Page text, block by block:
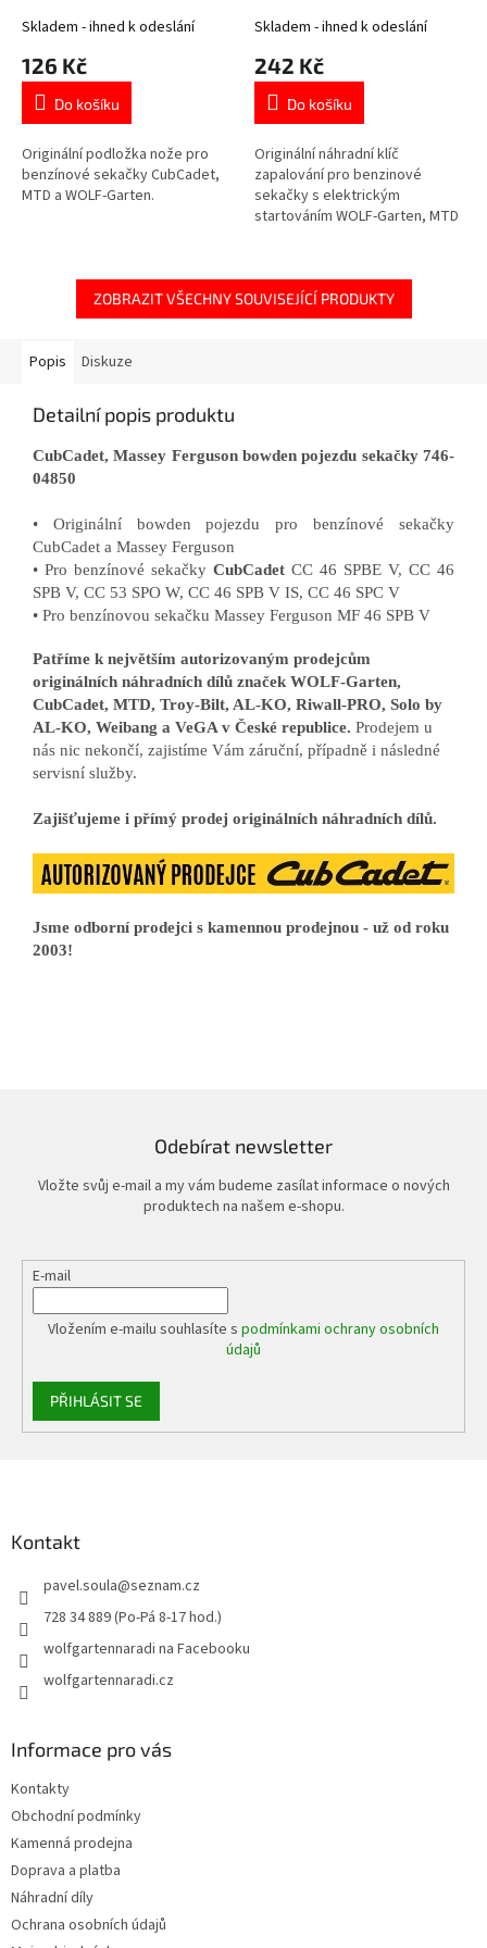
Skladem - ihned k odeslání
126 Kč
Do košíku
Originální podložka nože pro
benzínové sekačky CubCadet,
MTD a WOLF-Garten.
725-1341B
Skladem - ihned k odeslání
242 Kč
Do košíku
Originální náhradní klíč
zapalování pro benzinové
sekačky s elektrickým
startováním WOLF-Garten, MTD
ZOBRAZIT VŠECHNY SOUVISEJÍCÍ PRODUKTY
Popis Diskuze
Detailní popis produktu
CubCadet, Massey Ferguson bowden pojezdu sekačky 746-
04850
• Originální bowden pojezdu pro benzínové sekačky
CubCadet a Massey Ferguson
• Pro benzínové sekačky CubCadet CC 46 SPBE V, CC 46
SPB V, CC 53 SPO W, CC 46 SPB V IS, CC 46 SPC V
• Pro benzínovou sekačku Massey Ferguson MF 46 SPB V
Patříme k největším autorizovaným prodejcům
originálních náhradních dílů značek WOLF-Garten,
CubCadet, MTD, Troy-Bilt, AL-KO, Riwall-PRO, Solo by
AL-KO, Weibang a VeGA v České republice. Prodejem u
nás nic nekončí, zajistíme Vám záruční, případně i následné
servisní služby.
Zajišťujeme i přímý prodej originálních náhradních dílů.
Jsme odborní prodejci s kamennou prodejnou - už od roku
2003!
Odebírat newsletter
Vložte svůj e-mail a my vám budeme zasílat informace o nových
produktech na našem e-shopu.
E-mail
Vložením e-mailu souhlasíte s podmínkami ochrany osobních
údajů
PŘIHLÁSIT SE
Kontakt
pavel.soula@seznam.cz
728 34 889 (Po-Pá 8-17 hod.)
wolfgartennaradi na Facebooku
wolfgartennaradi.cz
Informace pro vás
Kontakty
Obchodní podmínky
Kamenná prodejna
Doprava a platba
Náhradní díly
Ochrana osobních údajů